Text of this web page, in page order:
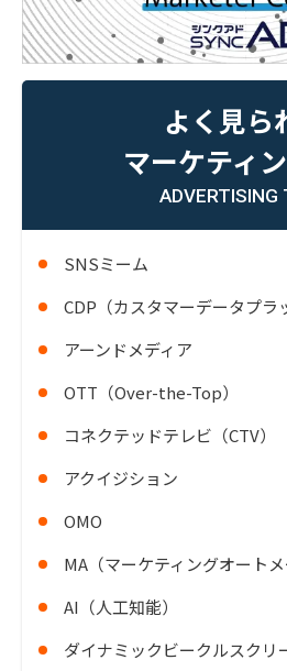
よく見ら
マーケティ
ADVERTISING
SNSミーム
CDP（カスタマーデータプラ
アーンドメディア
OTT（Over-the-Top）
コネクテッドテレビ（CTV）
アクイジション
OMO
MA（マーケティングオートメ
AI（人工知能）
ダイナミックビークルスクリ